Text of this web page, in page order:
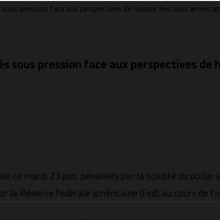
pression face aux perspectives de hausse des taux
sous pression face aux perspectives
ce mardi 23 juin, pénalisés par la solidité du
la Réserve fédérale américaine (Fed) au cours de